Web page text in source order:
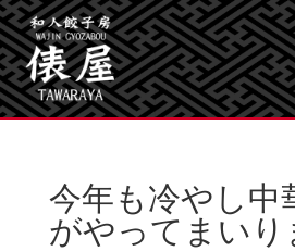
今年も冷やし中
がやってまいり